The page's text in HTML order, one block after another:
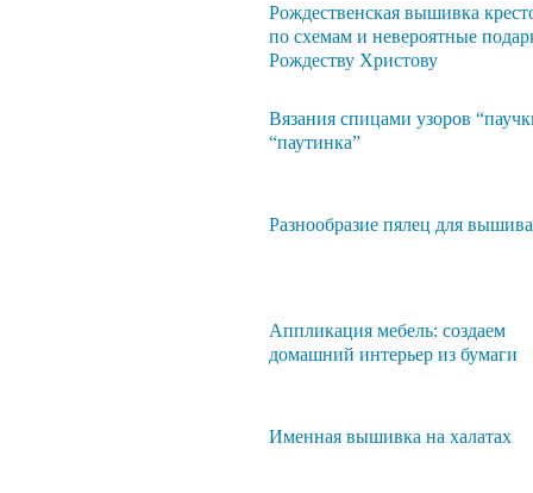
Рождественская вышивка
по схемам и невероятные
Рождеству Христову
Вязания спицами узоров
“паутинка”
Разнообразие пялец для
Аппликация мебель: создаем
домашний интерьер из бумаги
Именная вышивка на халатах